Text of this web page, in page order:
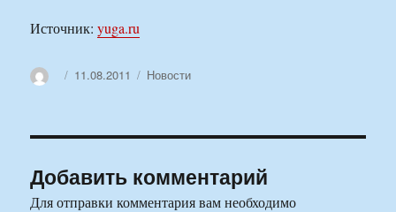
Источник:yuga.ru
АвторОпубликовано
11.08.2011 Рубрики
Новости
Добавить комментарий
Для отправки комментария вам необходимо